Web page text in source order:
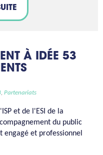
À IDÉE 53
, Partenariats
et de l'ESI de la
du public
engagé et professionnel